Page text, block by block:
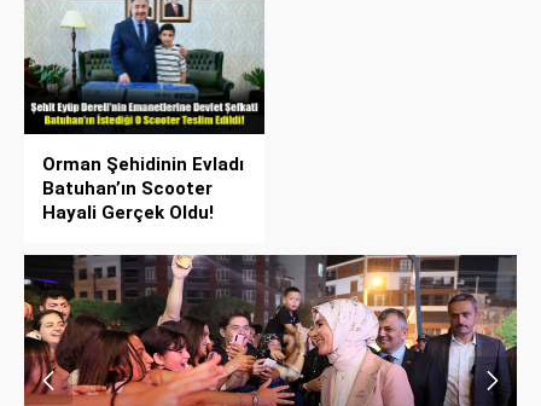
Orman Şehidinin Evladı
Batuhan’ın Scooter
Hayali Gerçek Oldu!